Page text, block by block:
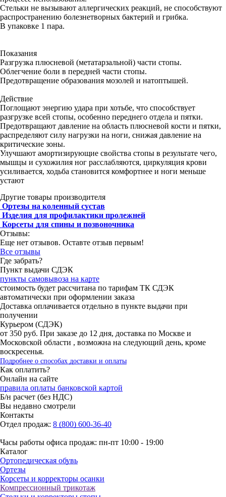
Стельки не вызывают аллергических реакций, не способствуют
распространению болезнетворных бактерий и грибка.
В упаковке 1 пара.
Показания
Разгрузка плюсневой (метатарзальной) части стопы.
Облегчение боли в передней части стопы.
Предотвращение образования мозолей и натоптышей.
Действие
Поглощают энергию удара при хотьбе, что способствует
разгрузке всей стопы, особенно переднего отдела и пятки.
Предотвращают давление на область плюсневой кости и пятки,
распределяют силу нагрузки на ноги, снижая давление на
критические зоны.
Улучшают амортизирующие свойства стопы в результате чего,
мышцы и сухожилия ног расслабляются, циркуляция крови
усиливается, ходьба становится комфортнее и ноги меньше
устают
Другие товары производителя
Ортезы на коленный сустав
Изделия для профилактики пролежней
Корсеты для спины и позвоночника
Отзывы:
Еще нет отзывов. Оставте отзыв первым!
Все отзывы
Где забрать?
Пункт выдачи СДЭК
пункты самовывоза на карте
стоимость будет рассчитана по тарифам ТК СДЭК
автоматически при оформлении заказа
Доставка оплачивается отдельно в пункте выдачи при
получении
Курьером (СДЭК)
от 350 руб. При заказе до 12 дня, доставка по Москве и
Московской области , возможна на следующий день, кроме
воскресенья.
Подробнее о способах доставки и оплаты
Как оплатить?
Онлайн на сайте
правила оплаты банковской картой
Б/н расчет (без НДС)
Вы недавно смотрели
Контакты
Отдел продаж: 8 (800) 600-36-40
Часы работы офиса продаж: пн-пт 10:00 - 19:00
Каталог
Ортопедическая обувь
Ортезы
Корсеты и корректоры осанки
Компрессионный трикотаж